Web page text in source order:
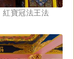
紅寶冠法王法